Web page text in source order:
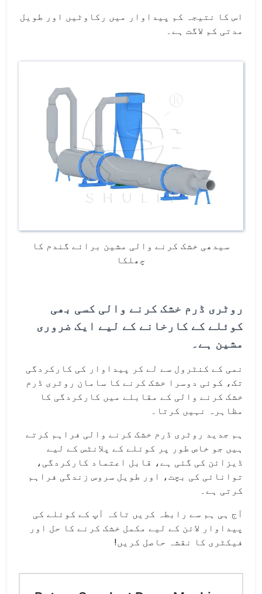
اس کا نتیجہ کم پیداوار میں رکاوٹیں اور طویل
مدتی کم لاگت ہے۔
سیدھی خشک کرنے والی مشین برائے گندم کا
چھلکا
روٹری ڈرم خشک کرنے والی کسی بھی
کوئلے کے کارخانے کے لیے ایک ضروری
مشین ہے۔
نمی کے کنٹرول سے لے کر پیداوار کی کارکردگی
تک، کوئی دوسرا خشک کرنے کا سامان روٹری ڈرم
خشک کرنے والی کے مقابلے میں کارکردگی کا
مظاہرہ نہیں کرتا۔
ہم جدید روٹری ڈرم خشک کرنے والی فراہم کرتے
ہیں جو خاص طور پر کوئلے کے پلانٹس کے لیے
ڈیزائن کی گئی ہے، قابل اعتماد کارکردگی،
توانائی کی بچت، اور طویل سروس زندگی فراہم
کرتی ہے۔
آج ہی ہم سے رابطہ کریں تاکہ آپ کے کوئلے کی
پیداوار لائن کے لیے مکمل خشک کرنے کا حل اور
فیکٹری کا نقشہ حاصل کریں!